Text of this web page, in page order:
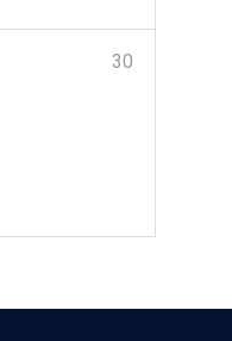
30